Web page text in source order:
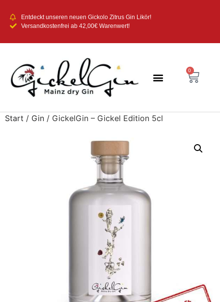
Entdeckt unseren neuen Gickolo Zitrus Gin Likör!
Versandkostenfrei ab 42,00€ Warenwert!
0
Start / Gin / GickelGin – Gickel Edition 5cl